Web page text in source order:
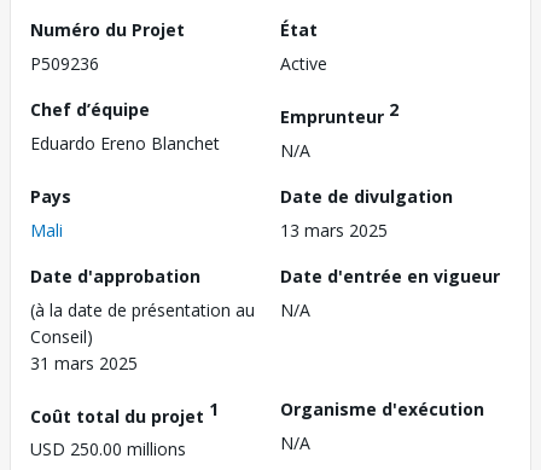
Numéro du Projet
P509236
État
Active
Chef d’équipe
Eduardo Ereno Blanchet
Emprunteur 2
N/A
Pays
Mali
Date de divulgation
13 mars 2025
Date d'approbation
(à la date de présentation au
Conseil)
31 mars 2025
Date d'entrée en vigueur
N/A
Coût total du projet 1
USD 250.00 millions
Organisme d'exécution
N/A